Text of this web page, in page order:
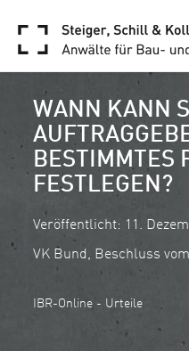
WANN KANN
BESTIMMTES
FESTLEGEN?
Veröffentlicht: 11.
VK Bund, Beschluss
IBR-Online - Urteile